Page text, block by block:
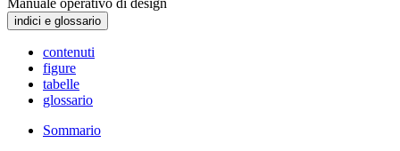
Manuale operativo di design
indici e glossario
contenuti
figure
tabelle
glossario
Sommario